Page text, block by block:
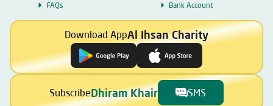
FAQs Bank Account
Download AppAl Ihsan Charity
SubscribeDhiram Khair SMS